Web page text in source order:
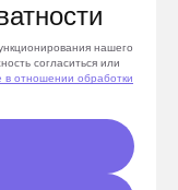
нашего
согласиться или
в отношении обработки